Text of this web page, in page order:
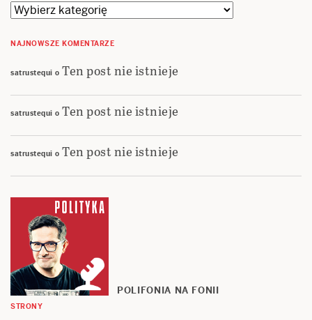
Kategorie
NAJNOWSZE KOMENTARZE
satrustequi o Ten post nie istnieje
satrustequi o Ten post nie istnieje
satrustequi o Ten post nie istnieje
POLIFONIA NA FONII
STRONY